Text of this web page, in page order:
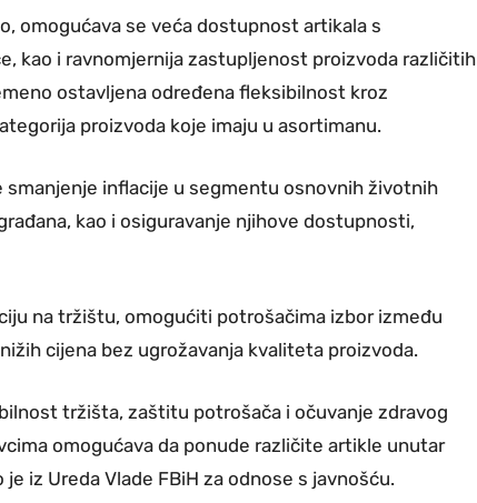
omogućava se veća dostupnost artikala s
kao i ravnomjernija zastupljenost proizvoda različitih
ostavljena određena fleksibilnost kroz
proizvoda koje imaju u asortimanu.
inflacije u segmentu osnovnih životnih
kao i osiguravanje njihove dostupnosti,
na tržištu, omogućiti potrošačima izbor između
cijena bez ugrožavanja kvaliteta proizvoda.
tržišta, zaštitu potrošača i očuvanje zdravog
omogućava da ponude različite artikle unutar
iz Ureda Vlade FBiH za odnose s javnošću.